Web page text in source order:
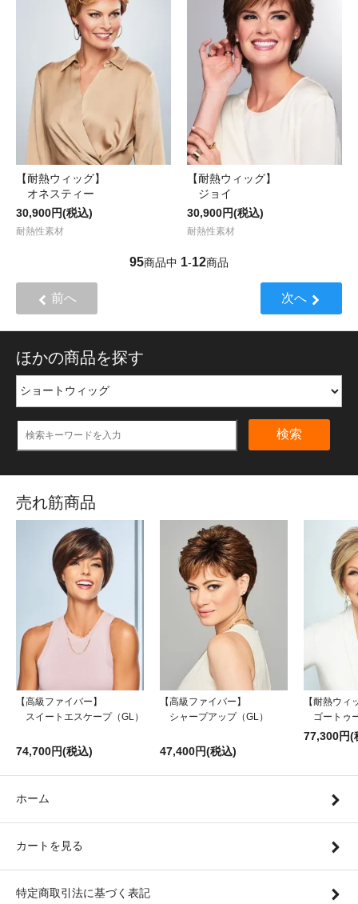
【耐熱ウィッグ】
オネスティー
30,900円(税込)
耐熱性素材
【耐熱ウィッグ】
ジョイ
30,900円(税込)
耐熱性素材
95商品中 1-12商品
前へ 次へ
ほかの商品を探す
検索
売れ筋商品
【高級ファイバー】
スイートエスケープ（GL）
74,700円(税込)
【高級ファイバー】
シャープアップ（GL）
47,400円(税込)
【耐熱ウィ
ゴートゥ
77,300円(
ホーム
カートを見る
特定商取引法に基づく表記